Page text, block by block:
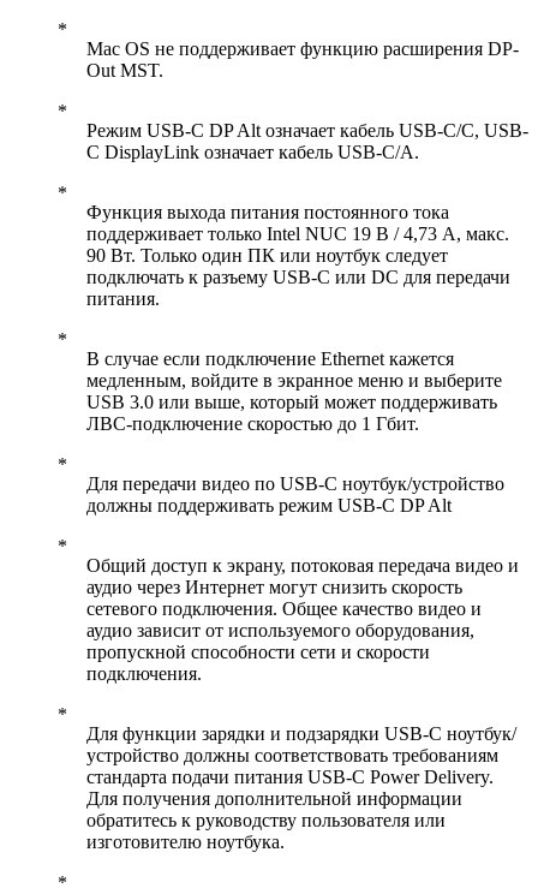
Mac OS не поддерживает функцию расширения DP-
Out MST.
Режим USB-C DP Alt означает кабель USB-C/C, USB-
C DisplayLink означает кабель USB-C/A.
Функция выхода питания постоянного тока
поддерживает только Intel NUC 19 В / 4,73 А, макс.
90 Вт. Только один ПК или ноутбук следует
подключать к разъему USB-C или DC для передачи
питания.
В случае если подключение Ethernet кажется
медленным, войдите в экранное меню и выберите
USB 3.0 или выше, который может поддерживать
ЛВС-подключение скоростью до 1 Гбит.
Для передачи видео по USB-C ноутбук/устройство
должны поддерживать режим USB-C DP Alt
Общий доступ к экрану, потоковая передача видео и
аудио через Интернет могут снизить скорость
сетевого подключения. Общее качество видео и
аудио зависит от используемого оборудования,
пропускной способности сети и скорости
подключения.
Для функции зарядки и подзарядки USB-C ноутбук/
устройство должны соответствовать требованиям
стандарта подачи питания USB-C Power Delivery.
Для получения дополнительной информации
обратитесь к руководству пользователя или
изготовителю ноутбука.